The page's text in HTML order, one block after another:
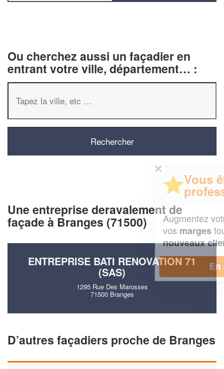
Ou cherchez aussi un façadier en
entrant votre ville, département… :
Une entreprise deravalement de
façade à Branges (71500)
ENTREPRISE BATI RENOVATION 71
(SAS)
1295 Rue Des Marosses
71500 Branges
D’autres façadiers proche de Branges
professionnel ?
Augmentez votrechiffre d'affaireset
vosmargestout en gagnant de
nouveaux clients!
En savoir plus